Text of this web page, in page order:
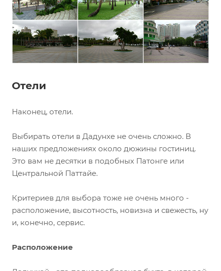
Отели
Наконец, отели.
Выбирать отели в Дадунхе не очень сложно. В
наших предложениях около дюжины гостиниц.
Это вам не десятки в подобных Патонге или
Центральной Паттайе.
Критериев для выбора тоже не очень много -
расположение, высотность, новизна и свежесть, ну
и, конечно, сервис.
Расположение